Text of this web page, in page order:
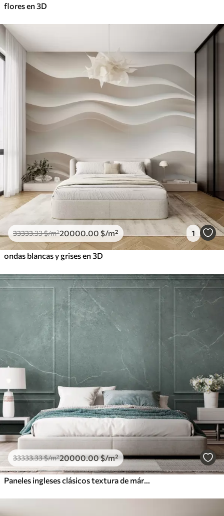
flores en 3D
33333.33$/m²20000 .00 $/m² 1
ondas blancas y grises en 3D
33333.33$/m²20000.00$/m²